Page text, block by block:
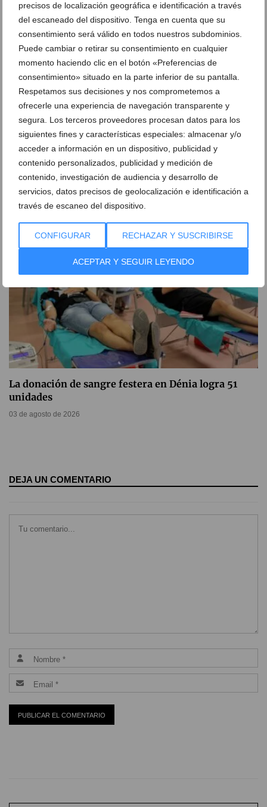
precisos de localización geográfica e identificación a través
del escaneado del dispositivo. Tenga en cuenta que su
consentimiento será válido en todos nuestros subdominios.
Puede cambiar o retirar su consentimiento en cualquier
momento haciendo clic en el botón «Preferencias de
consentimiento» situado en la parte inferior de su pantalla.
Respetamos sus decisiones y nos comprometemos a
ofrecerle una experiencia de navegación transparente y
segura. Los terceros proveedores procesan datos para los
siguientes fines y características especiales: almacenar y/o
acceder a información en un dispositivo, publicidad y
contenido personalizados, publicidad y medición de
contenido, investigación de audiencia y desarrollo de
servicios, datos precisos de geolocalización e identificación a
través de escaneo del dispositivo.
CONFIGURAR RECHAZAR Y SUSCRIBIRSE
ACEPTAR Y SEGUIR LEYENDO
El Tribunal Supremo confirma la condena de
prisión al expolicía de Dénia que acosó al concejal
Javier Scotto
04 de agosto de 2026
La donación de sangre festera en Dénia logra 51
unidades
03 de agosto de 2026
DEJA UN COMENTARIO